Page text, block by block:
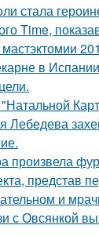
стала
Time,
в
произвела
представ
и
с Овсянкой